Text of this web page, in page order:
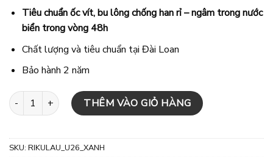
Tiêu chuẩn ốc vít, bu lông chống han rỉ – ngâm trong nước
biển trong vòng 48h
Chất lượng và tiêu chuẩn tại Đài Loan
Bảo hành 2 năm
Xe đạp địa hình RIKULAU U26 - Xanh số lượng
THÊM VÀO GIỎ HÀNG
SKU: RIKULAU_U26_XANH